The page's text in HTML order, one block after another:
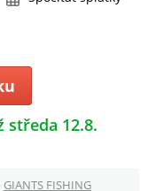
středa 12.8.
GIANTS FISHING